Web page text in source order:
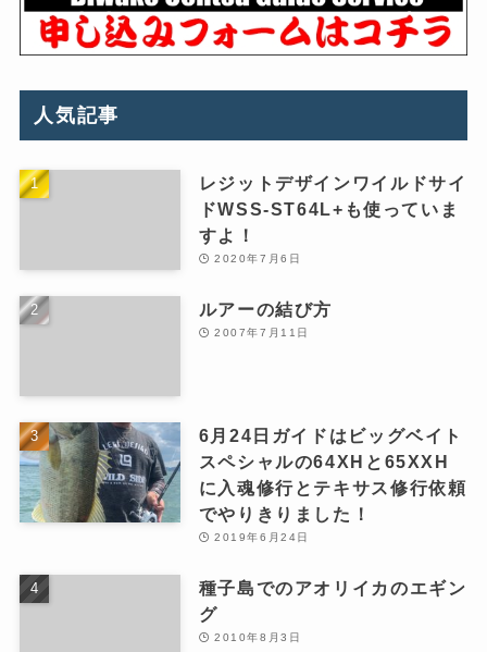
人気記事
レジットデザインワイルドサイ
ドWSS-ST64L+も使っていま
すよ！
2020年7月6日
ルアーの結び方
2007年7月11日
6月24日ガイドはビッグベイト
スペシャルの64XHと65XXH
に入魂修行とテキサス修行依頼
でやりきりました！
2019年6月24日
種子島でのアオリイカのエギン
グ
2010年8月3日